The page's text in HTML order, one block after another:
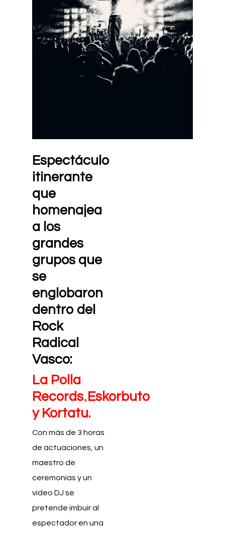
Espectáculo
itinerante
que
homenajea
a los
grandes
grupos que
se
englobaron
dentro del
Rock
Radical
Vasco:
La Polla
Records, Eskorbuto
y Kortatu.
Con más de 3 horas
de actuaciones, un
maestro de
ceremonias y un
video DJ se
pretende imbuir al
espectador en una